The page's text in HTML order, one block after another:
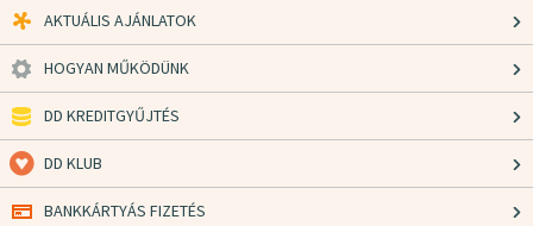
AKTUÁLIS AJÁNLATOK
HOGYAN MŰKÖDÜNK
DD KREDITGYŰJTÉS
DD KLUB
BANKKÁRTYÁS FIZETÉS